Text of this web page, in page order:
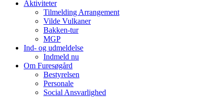
Aktiviteter
Tilmelding Arrangement
Vilde Vulkaner
Bakken-tur
MGP
Ind- og udmeldelse
Indmeld nu
Om Furesøgård
Bestyrelsen
Personale
Social Ansvarlighed